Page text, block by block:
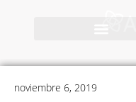
noviembre 6, 2019